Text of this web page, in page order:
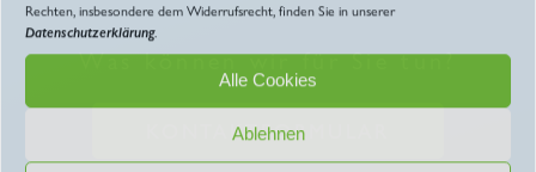
Rechten, insbesondere dem Widerrufsrecht, finden Sie in unserer
Datenschutzerklärung.
Alle Cookies
Ablehnen
Was können wir für Sie tun?
KONTAKTFORMULAR